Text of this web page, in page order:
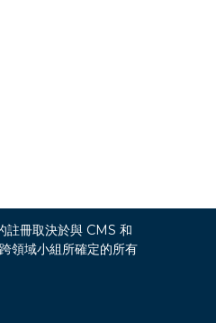
冊取決於與 CMS 和
領域小組所確定的所有